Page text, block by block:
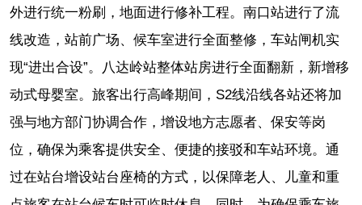
外进行统一粉刷，地面进行修补工程。南口站进行了流
线改造，站前广场、候车室进行全面整修，车站闸机实
现“进出合设”。八达岭站整体站房进行全面翻新，新增移
动式母婴室。旅客出行高峰期间，S2线沿线各站还将加
强与地方部门协调合作，增设地方志愿者、保安等岗
位，确保为乘客提供安全、便捷的接驳和车站环境。通
过在站台增设站台座椅的方式，以保障老人、儿童和重